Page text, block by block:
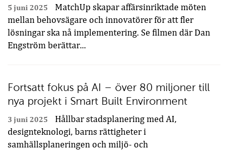
5 juni 2025
MatchUp skapar affärsinriktade möten
mellan behovsägare och innovatörer för att fler
lösningar ska nå implementering. Se filmen där Dan
Engström berättar...
Fortsatt fokus på AI – över 80 miljoner till
nya projekt i Smart Built Environment
3 juni 2025
Hållbar stadsplanering med AI,
designteknologi, barns rättigheter i
samhällsplaneringen och miljö- och